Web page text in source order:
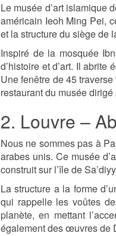
Le musée d’art islamique
américain Ieoh Ming Pei,
et la structure du siège de
Inspiré de la mosquée
d’histoire et d’art. Il abrite
Une fenêtre de 45
restaurant du musée
2. Louvre –
Nous ne sommes pas à
arabes unis. Ce musée
construit sur l’île de
La structure a la forme
qui rappelle les voûtes
planète, en mettant
également des œuvres de